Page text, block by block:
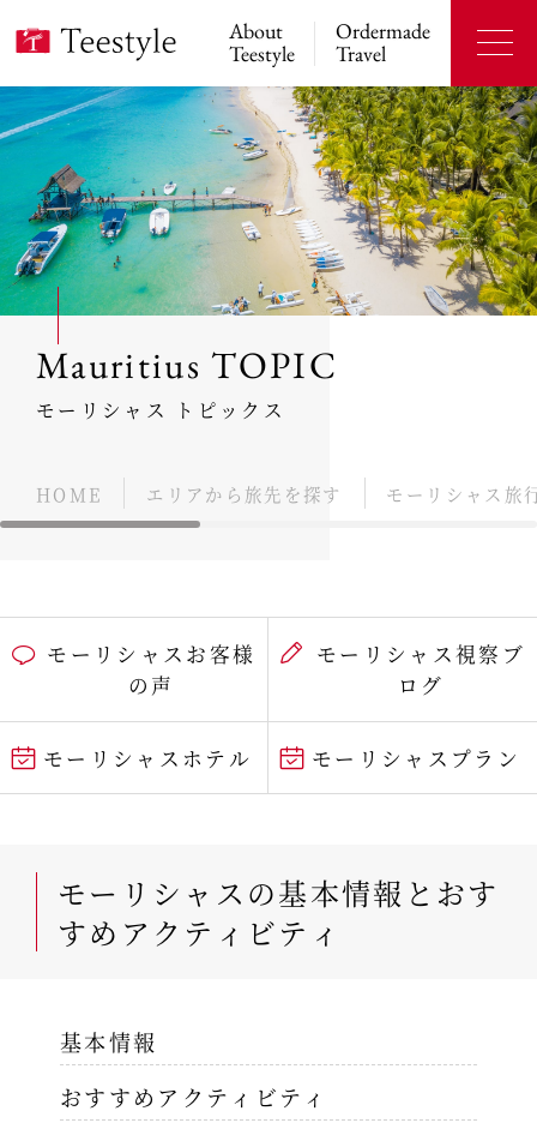
About
Teestyle
Ordermade
Travel
Mauritius TOPIC
モーリシャス トピックス
HOME エリアから旅先を探す モーリシャス旅
モーリシャスお客様
の声
モーリシャス視察ブ
ログ
モーリシャスホテル モーリシャスプラン
モーリシャスの基本情報とおす
すめアクティビティ
基本情報
おすすめアクティビティ